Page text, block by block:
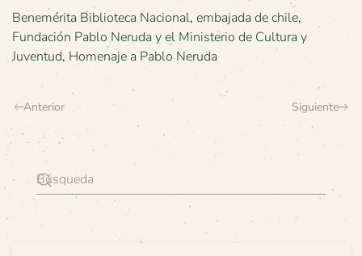
Benemérita Biblioteca Nacional, embajada de chile,
Fundación Pablo Neruda y el Ministerio de Cultura y
Juventud, Homenaje a Pablo Neruda
Anterior Siguiente